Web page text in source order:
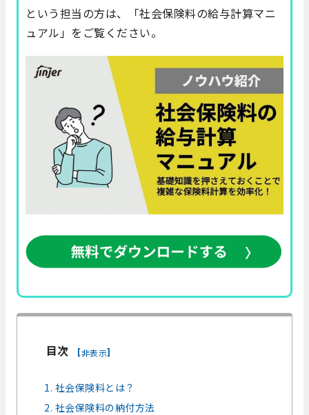
という担当の方は、「社会保険料の給与計算マニ
ュアル」をご覧ください。
目次 [非表示]
1. 社会保険料とは？
2. 社会保険料の納付方法